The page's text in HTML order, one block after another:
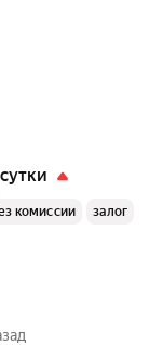
комиссии залог